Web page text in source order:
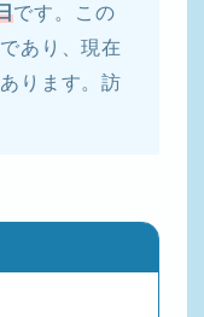
です。この
あり、現在
ります。訪